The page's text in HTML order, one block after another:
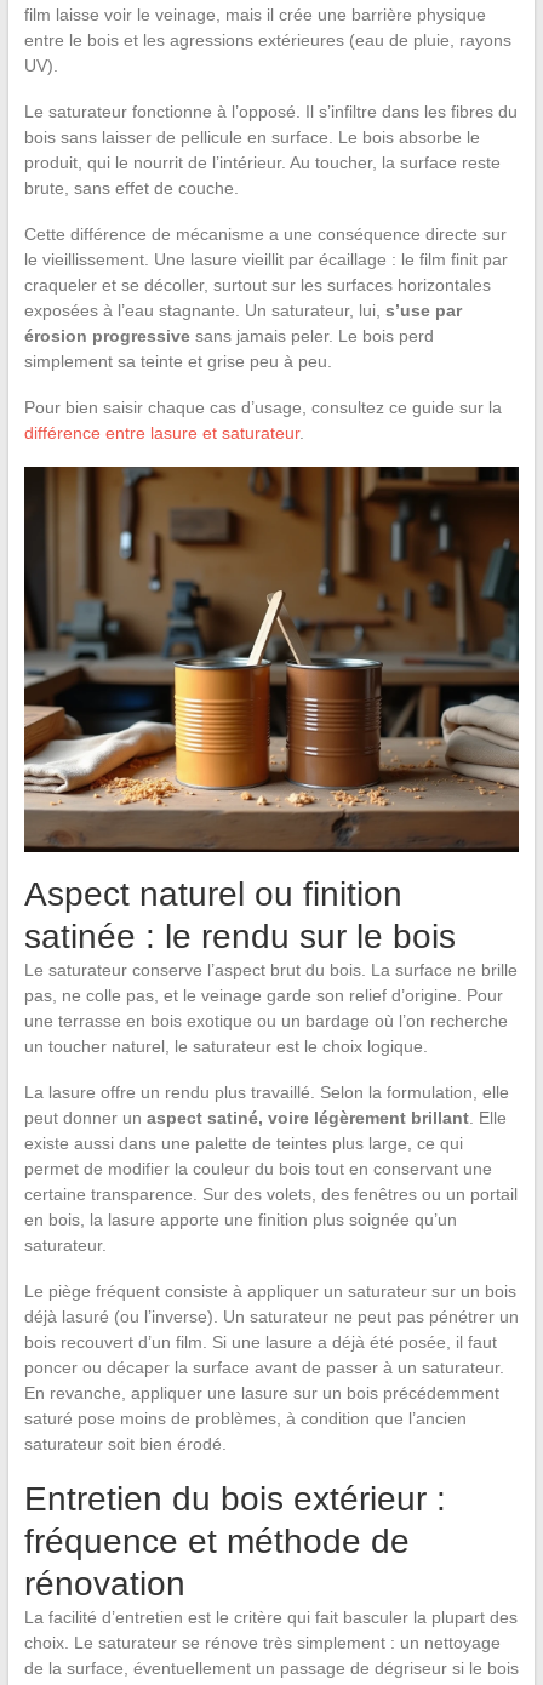
film laisse voir le veinage, mais il crée une barrière physique
entre le bois et les agressions extérieures (eau de pluie, rayons
UV).
Le saturateur fonctionne à l’opposé. Il s’infiltre dans les fibres du
bois sans laisser de pellicule en surface. Le bois absorbe le
produit, qui le nourrit de l’intérieur. Au toucher, la surface reste
brute, sans effet de couche.
Cette différence de mécanisme a une conséquence directe sur
le vieillissement. Une lasure vieillit par écaillage : le film finit par
craqueler et se décoller, surtout sur les surfaces horizontales
exposées à l’eau stagnante. Un saturateur, lui, s’use par
érosion progressivesans jamais peler. Le bois perd
simplement sa teinte et grise peu à peu.
Pour bien saisir chaque cas d’usage, consultez ce guide sur la
différence entre lasure et saturateur.
Aspect naturel ou finition
satinée : le rendu sur le bois
Le saturateur conserve l’aspect brut du bois. La surface ne brille
pas, ne colle pas, et le veinage garde son relief d’origine. Pour
une terrasse en bois exotique ou un bardage où l’on recherche
un toucher naturel, le saturateur est le choix logique.
La lasure offre un rendu plus travaillé. Selon la formulation, elle
peut donner un aspect satiné, voire légèrement brillant. Elle
existe aussi dans une palette de teintes plus large, ce qui
permet de modifier la couleur du bois tout en conservant une
certaine transparence. Sur des volets, des fenêtres ou un portail
en bois, la lasure apporte une finition plus soignée qu’un
saturateur.
Le piège fréquent consiste à appliquer un saturateur sur un bois
déjà lasuré (ou l’inverse). Un saturateur ne peut pas pénétrer un
bois recouvert d’un film. Si une lasure a déjà été posée, il faut
poncer ou décaper la surface avant de passer à un saturateur.
En revanche, appliquer une lasure sur un bois précédemment
saturé pose moins de problèmes, à condition que l’ancien
saturateur soit bien érodé.
Entretien du bois extérieur :
fréquence et méthode de
rénovation
La facilité d’entretien est le critère qui fait basculer la plupart des
choix. Le saturateur se rénove très simplement : un nettoyage
de la surface, éventuellement un passage de dégriseur si le bois